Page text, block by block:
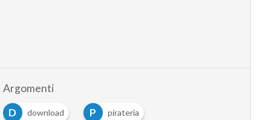
Argomenti
D
download P pirateria